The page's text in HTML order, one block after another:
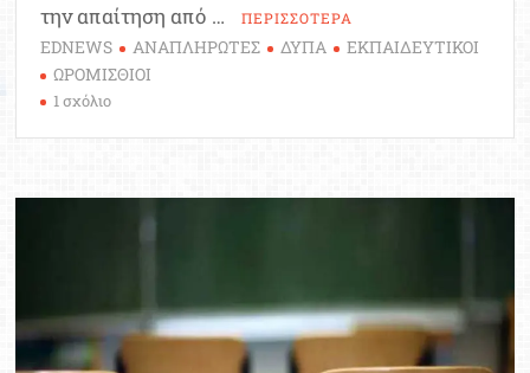
την απαίτηση από …
ΠΕΡΙΣΣΟΤΕΡΑ
EDNEWS ΑΝΑΠΛΗΡΩΤΕΣ ΔΥΠΑ
ΕΚΠΑΙΔΕΥΤΙΚΟΙ
ΩΡΟΜΙΣΘΙΟΙ
1 σχόλιοστο
για
αποζημίωσης
μη
ληφθείσας